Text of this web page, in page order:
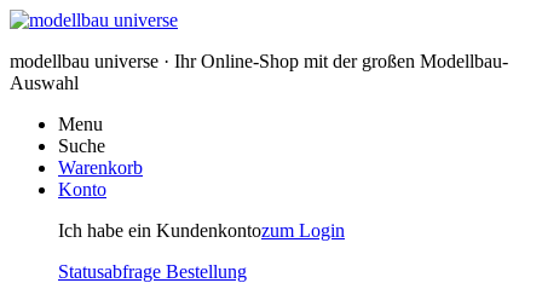
modellbau universe · Ihr Online-Shop mit der großen Modellbau-
Auswahl
Menu
Suche
Warenkorb
Konto
Ich habe ein Kundenkontozum Login
Statusabfrage Bestellung